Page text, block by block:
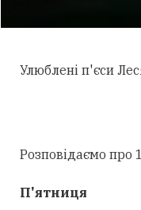
Улюблені п'єси
Розповідаємо про
П'ятниця